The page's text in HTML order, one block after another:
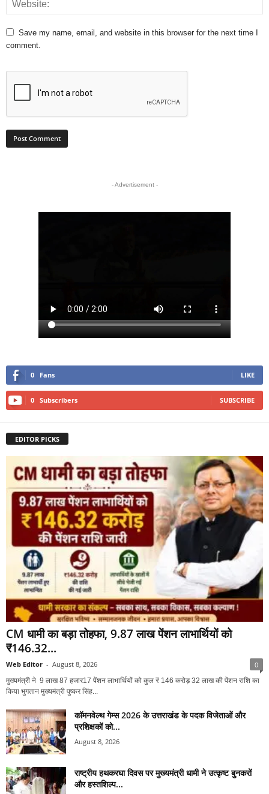
Save my name, email, and website in this browser for the next time I
comment.
- Advertisement -
0 Fans LIKE
0 Subscribers SUBSCRIBE
EDITOR PICKS
CM धामी का बड़ा तोहफा, 9.87 लाख पेंशन लाभार्थियों को
₹146.32...
Web Editor - August 8, 2026 0
मुख्यमंत्री ने 9 लाख 87 हजार17 पेंशन लाभार्थियों को कुल ₹ 146 करोड़ 32 लाख की पेंशन राशि का
किया भुगतान मुख्यमंत्री पुष्कर सिंह...
कॉमनवेल्थ गेम्स 2026 के उत्तराखंड के पदक विजेताओं और
प्रशिक्षकों को...
August 8, 2026
राष्ट्रीय हथकरघा दिवस पर मुख्यमंत्री धामी ने उत्कृष्ट बुनकरों
और हस्तशिल्प...